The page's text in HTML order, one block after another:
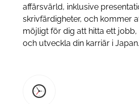
affärsvärld, inklusive
skrivfärdigheter, och kommer
möjligt för dig att hitta ett
och utveckla din karriär i Japan.